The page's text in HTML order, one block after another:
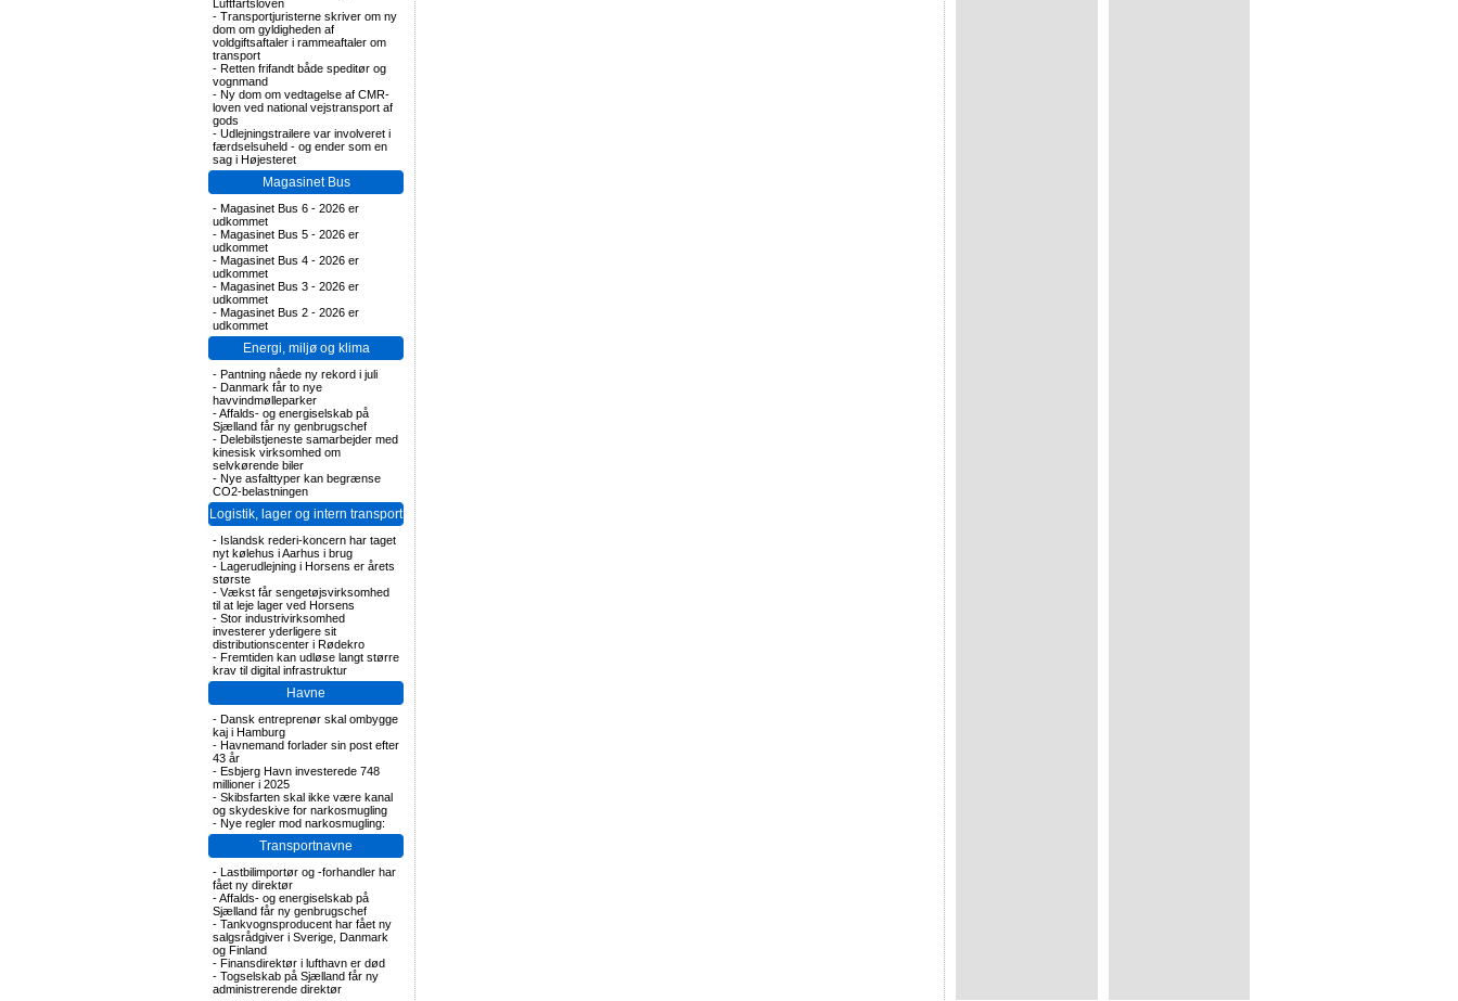
Luftfartsloven
- Transportjuristerne skriver om ny
dom om gyldigheden af
voldgiftsaftaler i rammeaftaler om
transport
- Retten frifandt både speditør og
vognmand
- Ny dom om vedtagelse af CMR-
loven ved national vejstransport af
gods
- Udlejningstrailere var involveret i
færdselsuheld - og ender som en
sag i Højesteret
Magasinet Bus
- Magasinet Bus 6 - 2026 er
udkommet
- Magasinet Bus 5 - 2026 er
udkommet
- Magasinet Bus 4 - 2026 er
udkommet
- Magasinet Bus 3 - 2026 er
udkommet
- Magasinet Bus 2 - 2026 er
udkommet
Energi, miljø og klima
- Pantning nåede ny rekord i juli
- Danmark får to nye
havvindmølleparker
-Affalds- og energiselskab på
Sjælland får ny genbrugschef
- Delebilstjeneste samarbejder med
kinesisk virksomhed om
selvkørende biler
- Nye asfalttyper kan begrænse
CO2-belastningen
Logistik, lager og intern transport
- Islandsk rederi-koncern har taget
nyt kølehus i Aarhus i brug
- Lagerudlejning i Horsens er årets
største
- Vækst får sengetøjsvirksomhed
til at leje lager ved Horsens
- Stor industrivirksomhed
investerer yderligere sit
distributionscenter i Rødekro
- Fremtiden kan udløse langt større
krav til digital infrastruktur
Havne
- Dansk entreprenør skal ombygge
kaj i Hamburg
- Havnemand forlader sin post efter
43 år
- Esbjerg Havn investerede 748
millioner i 2025
- Skibsfarten skal ikke være kanal
og skydeskive for narkosmugling
- Nye regler mod narkosmugling:
Transportnavne
- Lastbilimportør og -forhandler har
fået ny direktør
-Affalds- og energiselskab på
Sjælland får ny genbrugschef
- Tankvognsproducent har fået ny
salgsrådgiver i Sverige, Danmark
og Finland
- Finansdirektør i lufthavn er død
- Togselskab på Sjælland får ny
administrerende direktør